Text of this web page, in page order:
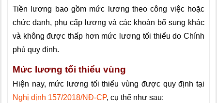
Tiền lương bao gồm mức lương theo công việc hoặc
chức danh, phụ cấp lương và các khoản bổ sung khác
và không được thấp hơn mức lương tối thiểu do Chính
phủ quy định.
Mức lương tối thiểu vùng
Hiện nay, mức lương tối thiểu vùng được quy định tại
Nghị định 157/2018/NĐ-CP, cụ thể như sau: